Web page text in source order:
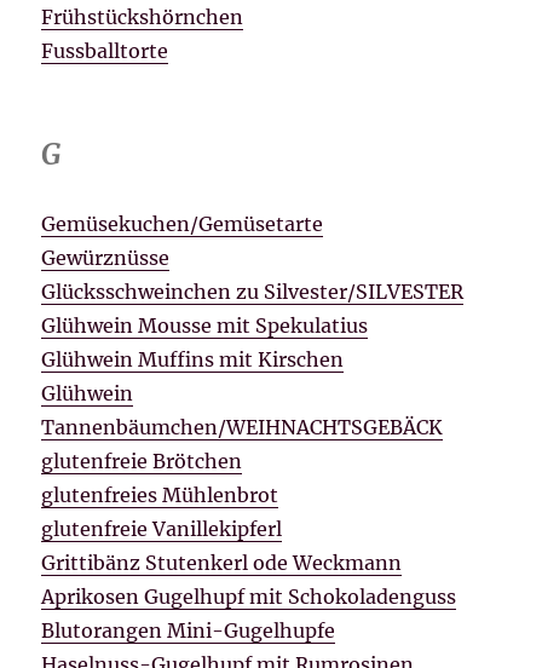
Frühstückshörnchen
Fussballtorte
G
Gemüsekuchen/Gemüsetarte
Gewürznüsse
Glücksschweinchen zu Silvester/SILVESTER
Glühwein Mousse mit Spekulatius
Glühwein Muffins mit Kirschen
Glühwein
Tannenbäumchen/WEIHNACHTSGEBÄCK
glutenfreie Brötchen
glutenfreies Mühlenbrot
glutenfreie Vanillekipferl
Grittibänz Stutenkerl ode Weckmann
Aprikosen Gugelhupf mit Schokoladenguss
Blutorangen Mini-Gugelhupfe